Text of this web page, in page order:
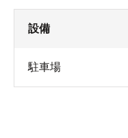
設備
駐車場